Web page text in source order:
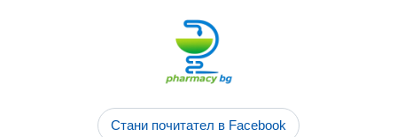
Стани почитател в Facebook